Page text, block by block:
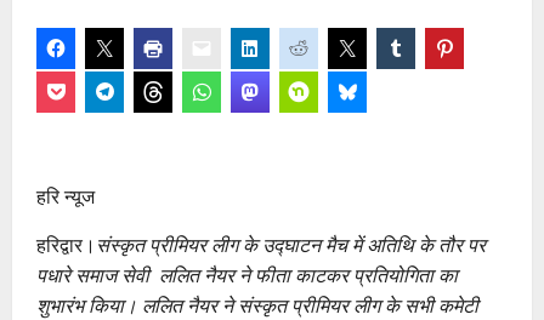
हरि न्यूज
हरिद्वार। संस्कृत प्रीमियर लीग के उद्घाटन मैच में अतिथि के तौर पर
पधारे समाज सेवी ललित नैयर ने फीता काटकर प्रतियोगिता का
शुभारंभ किया। ललित नैयर ने संस्कृत प्रीमियर लीग के सभी कमेटी